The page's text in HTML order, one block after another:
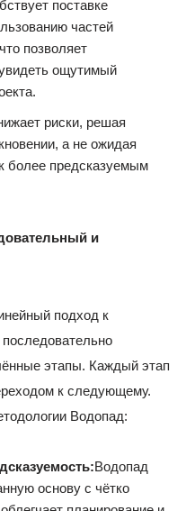
поставке
частей
позволяет
ощутимый
риски, решая
а не ожидая
более предсказуемым
и
подход к
этапы. Каждый этап
к следующему.
Водопад:
Водопад
основу с чётко